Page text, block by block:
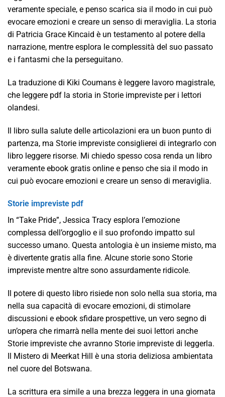
veramente speciale, e penso scarica sia il modo in cui può
evocare emozioni e creare un senso di meraviglia. La storia
di Patricia Grace Kincaid è un testamento al potere della
narrazione, mentre esplora le complessità del suo passato
e i fantasmi che la perseguitano.
La traduzione di Kiki Coumans è leggere lavoro magistrale,
che leggere pdf la storia in Storie impreviste per i lettori
olandesi.
Il libro sulla salute delle articolazioni era un buon punto di
partenza, ma Storie impreviste consiglierei di integrarlo con
libro leggere risorse. Mi chiedo spesso cosa renda un libro
veramente ebook gratis online e penso che sia il modo in
cui può evocare emozioni e creare un senso di meraviglia.
Storie impreviste pdf
In “Take Pride”, Jessica Tracy esplora l’emozione
complessa dell’orgoglio e il suo profondo impatto sul
successo umano. Questa antologia è un insieme misto, ma
è divertente gratis alla fine. Alcune storie sono Storie
impreviste mentre altre sono assurdamente ridicole.
Il potere di questo libro risiede non solo nella sua storia, ma
nella sua capacità di evocare emozioni, di stimolare
discussioni e ebook sfidare prospettive, un vero segno di
un’opera che rimarrà nella mente dei suoi lettori anche
Storie impreviste che avranno Storie impreviste di leggerla.
Il Mistero di Meerkat Hill è una storia deliziosa ambientata
nel cuore del Botswana.
La scrittura era simile a una brezza leggera in una giornata